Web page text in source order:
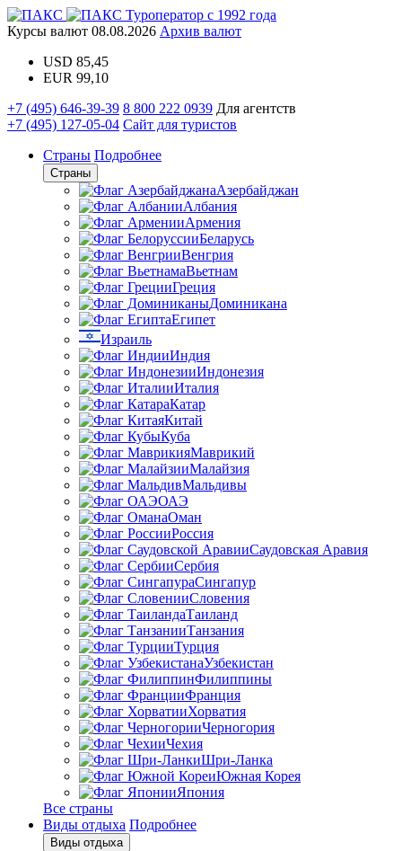
Туроператор с 1992 года
Курсы валют 08.08.2026 Архив валют
USD 85,45
EUR 99,10
+7 (495) 646-39-39 8 800 222 0939 Для агентств
+7 (495) 127-05-04 Сайт для туристов
Страны Подробнее
Страны
Азербайджан
Албания
Армения
Беларусь
Венгрия
Вьетнам
Греция
Доминикана
Египет
Израиль
Индия
Индонезия
Италия
Катар
Китай
Куба
Маврикий
Малайзия
Мальдивы
ОАЭ
Оман
Россия
Саудовская Аравия
Сербия
Сингапур
Словения
Таиланд
Танзания
Турция
Узбекистан
Филиппины
Франция
Хорватия
Черногория
Чехия
Шри-Ланка
Южная Корея
Япония
Все страны
Виды отдыха Подробнее
Виды отдыха